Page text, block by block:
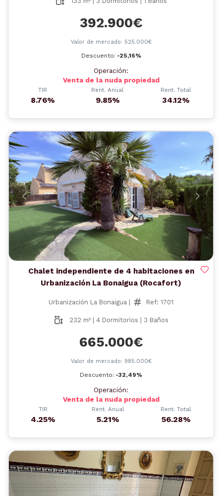
392.900€
Valor de mercado: 525.000€
Descuento: -25,16%
Operación:
Venta de la nuda propiedad
TIR
8.76%
Rent. Anual
9.85%
Rent. Total
34.12%
Anterior
Chalet independiente de 4 habitaciones en
Urbanización La Bonaigua (Rocafort)
Urbanización La Bonaigua | Ref: 1701
232 m² | 4 Dormitorios | 3 Baños
665.000€
Valor de mercado: 985.000€
Descuento: -32,49%
Operación:
Venta de la nuda propiedad
TIR
4.25%
Rent. Anual
5.21%
Rent. Total
56.28%